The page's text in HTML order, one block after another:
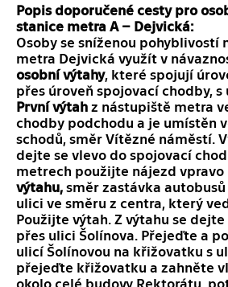
Popis doporučené cesty pro
stanice metra A – Dejvická:
Osoby se sníženou pohyblivostí
metra Dejvická využít v
osobní výtahy, které spojují
přes úroveň spojovací chodby, s
První výtah z nástupiště metra
chodby podchodu a je umístěn
schodů, směr Vítězné náměstí.
dejte se vlevo do spojovací
metrech použijte nájezd vpravo
výtahu, směr zastávka autobusů
ulici ve směru z centra, který
Použijte výtah. Z výtahu se
přes ulici Šolínova. Přejeďte a
ulicí Šolínovou na křižovatku s
přejeďte křižovatku a zahněte
okolo celé budovy Rektorátu,